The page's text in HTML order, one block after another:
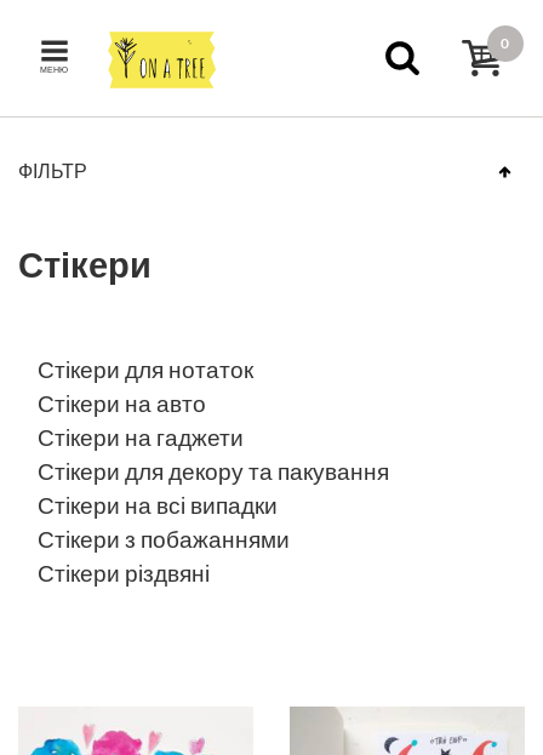
МЕНЮ
0
ФІЛЬТР
Стікери
Стікери для нотаток
Стікери на авто
Стікери на гаджети
Стікери для декору та пакування
Стікери на всі випадки
Стікери з побажаннями
Стікери різдвяні